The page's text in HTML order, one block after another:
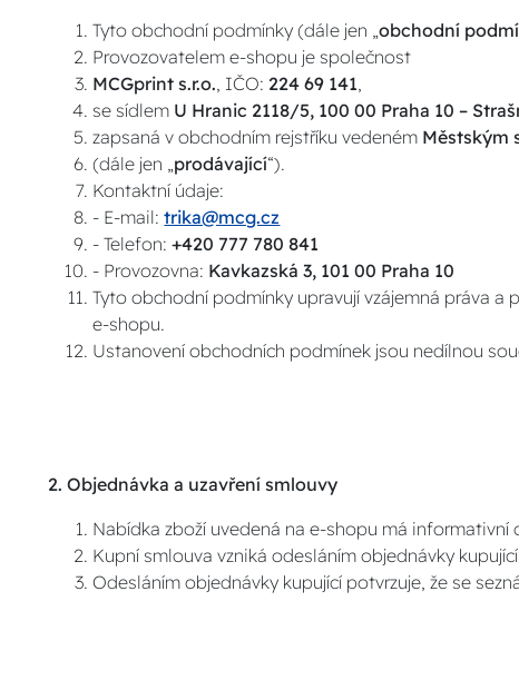
Tyto obchodní podmínky (dále jen „obchodní
Provozovatelem e-shopu je společnost
MCGprint s.r.o., IČO: 224 69 141,
se sídlem U Hranic 2118/5, 100 00 Praha 10 –
zapsaná v obchodním rejstříku vedeném Městským
(dále jen „prodávající“).
Kontaktní údaje:
- E-mail:trika@mcg.cz
- Telefon:+420 777 780 841
- Provozovna: Kavkazská 3, 101 00 Praha 10
Tyto obchodní podmínky upravují vzájemná práva
e-shopu.
Ustanovení obchodních podmínek jsou nedílnou
2. Objednávka a uzavření smlouvy
Nabídka zboží uvedená na e-shopu má informativní
Kupní smlouva vzniká odesláním objednávky
Odesláním objednávky kupující potvrzuje, že se